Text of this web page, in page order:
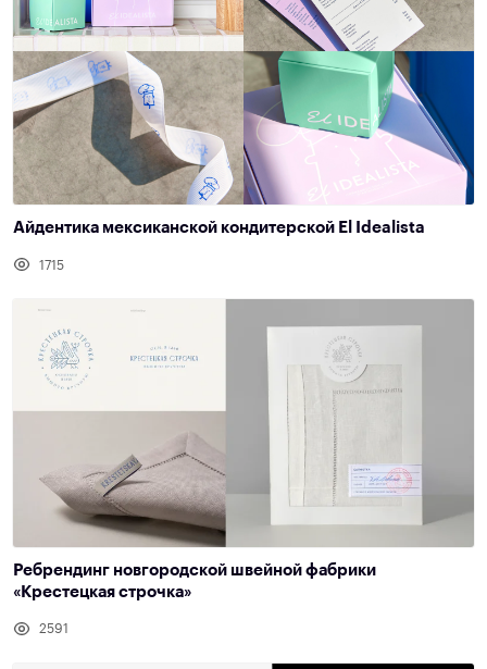
Айдентика мексиканской кондитерской El Idealista
1715
Ребрендинг новгородской швейной фабрики
«Крестецкая строчка»
2591